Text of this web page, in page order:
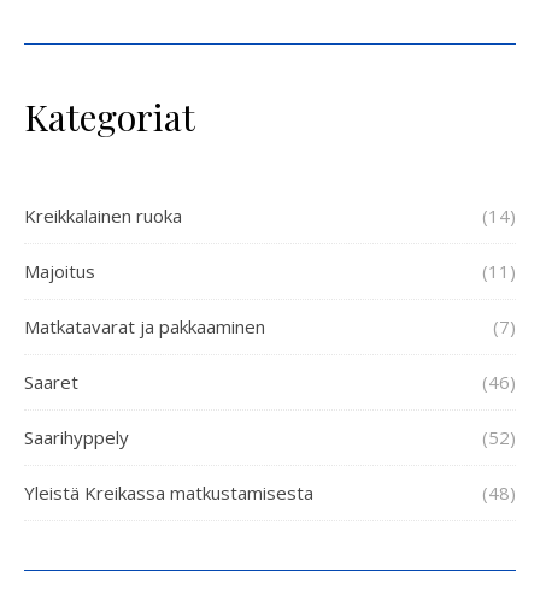
Kategoriat
Kreikkalainen ruoka (14)
Majoitus (11)
Matkatavarat ja pakkaaminen (7)
Saaret (46)
Saarihyppely (52)
Yleistä Kreikassa matkustamisesta (48)